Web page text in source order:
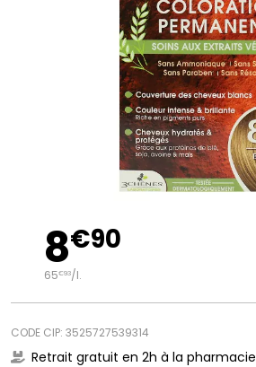
8€90
65€93/l.
CODE CIP: 3525727539314
Retrait gratuit en 2h à la pharmacie